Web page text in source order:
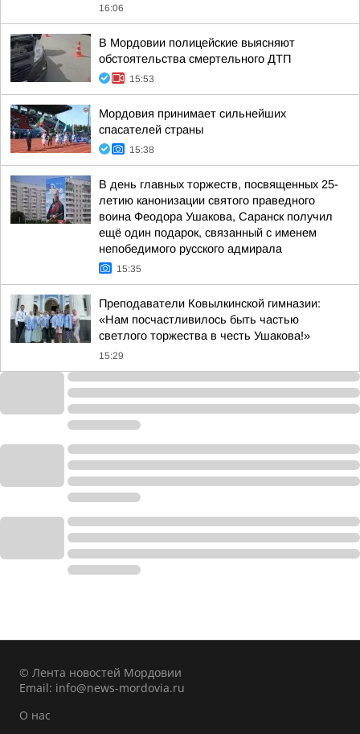
16:06
В Мордовии полицейские выясняют
обстоятельства смертельного ДТП
15:53
Мордовия принимает сильнейших
спасателей страны
15:38
В день главных торжеств, посвященных 25-
летию канонизации святого праведного
воина Феодора Ушакова, Саранск получил
ещё один подарок, связанный с именем
непобедимого русского адмирала
15:35
Преподаватели Ковылкинской гимназии:
«Нам посчастливилось быть частью
светлого торжества в честь Ушакова!»
15:29
© Лента новостей Мордовии
Email: info@news-mordovia.ru
О нас